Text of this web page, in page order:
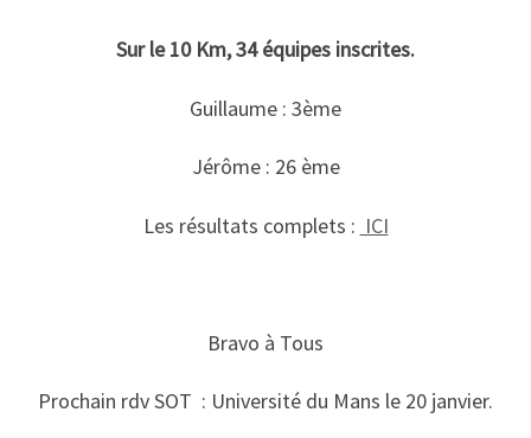
Sur le 10 Km, 34 équipes inscrites.
Guillaume : 3ème
Jérôme : 26 ème
Les résultats complets : ICI
Bravo à Tous
Prochain rdv SOT : Université du Mans le 20 janvier.